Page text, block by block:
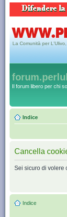
La Comunità per
Il forum libero per chi
Indice
Cancella
Sei sicuro di volere
Indice